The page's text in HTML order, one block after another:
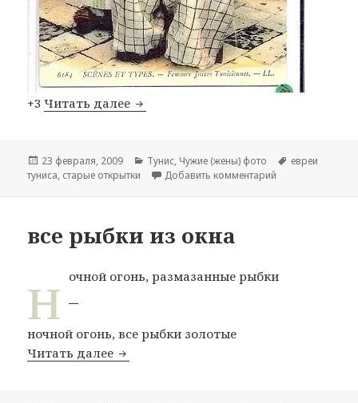
+3Читать далее Старые евреи Туниса
Опубликовано
23 февраля, 2009 Рубрики
Тунис, Чужие (жены) фото Метки
евреи
туниса, старые открытки Добавить комментарий
все рыбки из окна
н очной огонь, размазанные рыбки
ночной огонь, все рыбки золотые
Читать далее все рыбки из окна